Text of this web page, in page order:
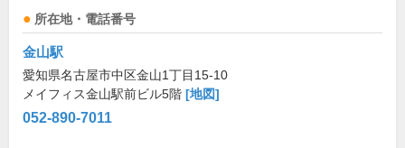
所在地・電話番号
金山駅
愛知県名古屋市中区金山1丁目15-10
メイフィス金山駅前ビル5階 [地図]
052-890-7011